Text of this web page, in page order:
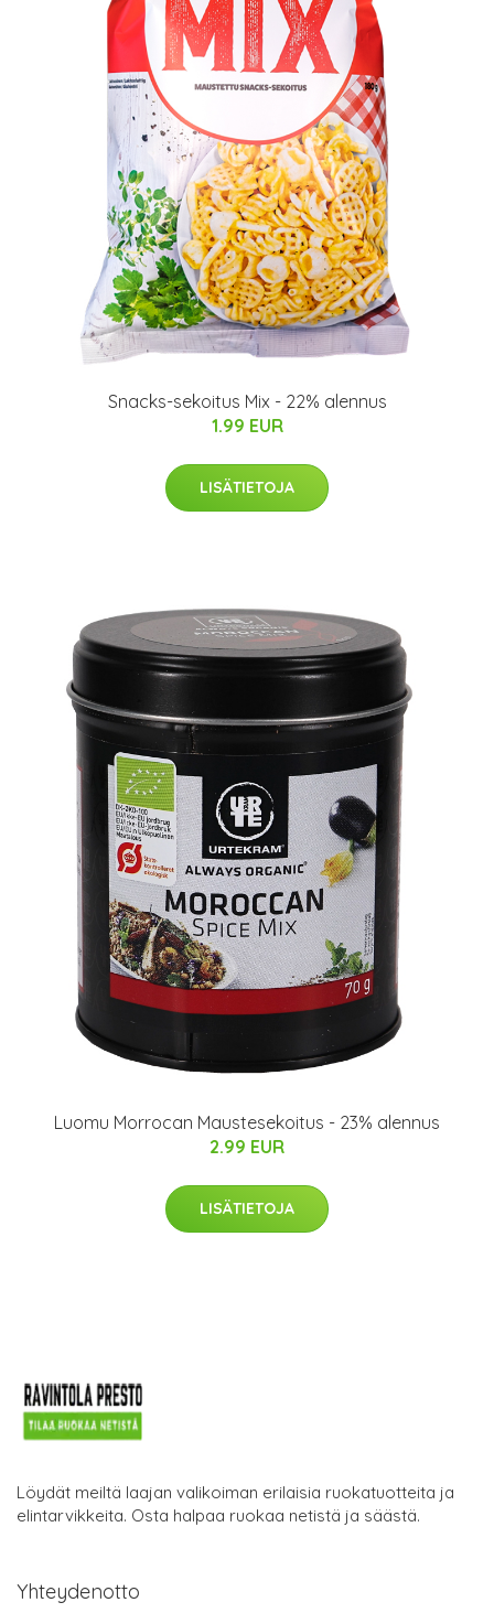
Snacks-sekoitus Mix - 22% alennus
1.99 EUR
LISÄTIETOJA
Luomu Morrocan Maustesekoitus - 23% alennus
2.99 EUR
LISÄTIETOJA
Löydät meiltä laajan valikoiman erilaisia ruokatuotteita ja
elintarvikkeita. Osta halpaa ruokaa netistä ja säästä.
Yhteydenotto